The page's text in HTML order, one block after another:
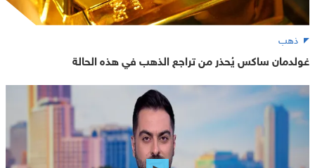
ذهب
غولدمان ساكس يُحذر من تراجع الذهب في هذه الحالة